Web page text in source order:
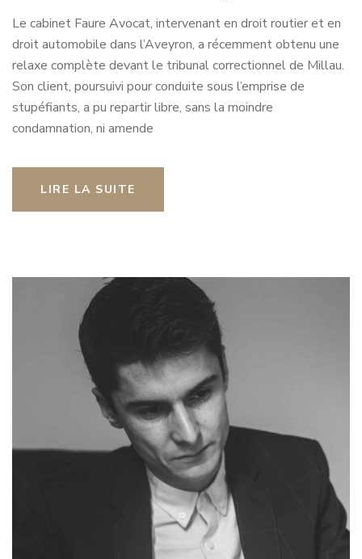
Le cabinet Faure Avocat, intervenant en droit routier et en
droit automobile dans l’Aveyron, a récemment obtenu une
relaxe complète devant le tribunal correctionnel de Millau.
Son client, poursuivi pour conduite sous l’emprise de
stupéfiants, a pu repartir libre, sans la moindre
condamnation, ni amende
LIRE LA SUITE